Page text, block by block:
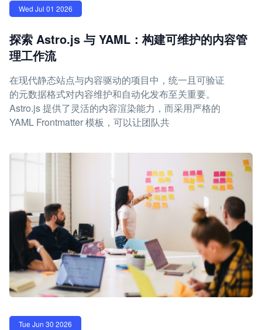
Wed Jul 01 2026
探索 Astro.js 与 YAML：构建可维护的内容管
理工作流
在现代静态站点与内容驱动的项目中，统一且可验证
的元数据格式对内容维护和自动化发布至关重要。
Astro.js 提供了灵活的内容渲染能力，而采用严格的
YAML Frontmatter 模板，可以让团队共
Tue Jun 30 2026